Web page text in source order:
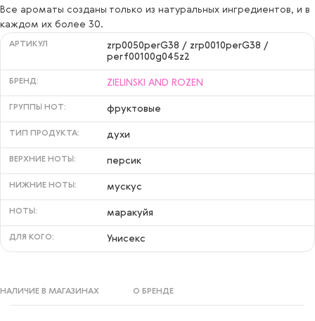
Все ароматы созданы только из натуральных ингредиентов, и в
каждом их более 30.
АРТИКУЛ
zrp0050perG38 / zrp0010perG38 /
perf00100g045z2
БРЕНД: ZIELINSKI AND ROZEN
ГРУППЫ НОТ: фруктовые
ТИП ПРОДУКТА: духи
ВЕРХНИЕ НОТЫ: персик
НИЖНИЕ НОТЫ: мускус
НОТЫ: маракуйя
ДЛЯ КОГО: Унисекс
НАЛИЧИЕ В МАГАЗИНАХ О БРЕНДЕ